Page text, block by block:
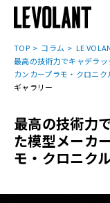
TOP コラム
LE
最高の技術力でキャデラ
カンカープラモ・クロニク
ギャラリー
最高の技術力
た模型メーカ
モ・クロニク